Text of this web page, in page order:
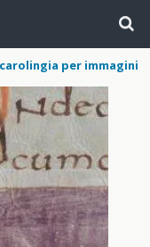
per immagini